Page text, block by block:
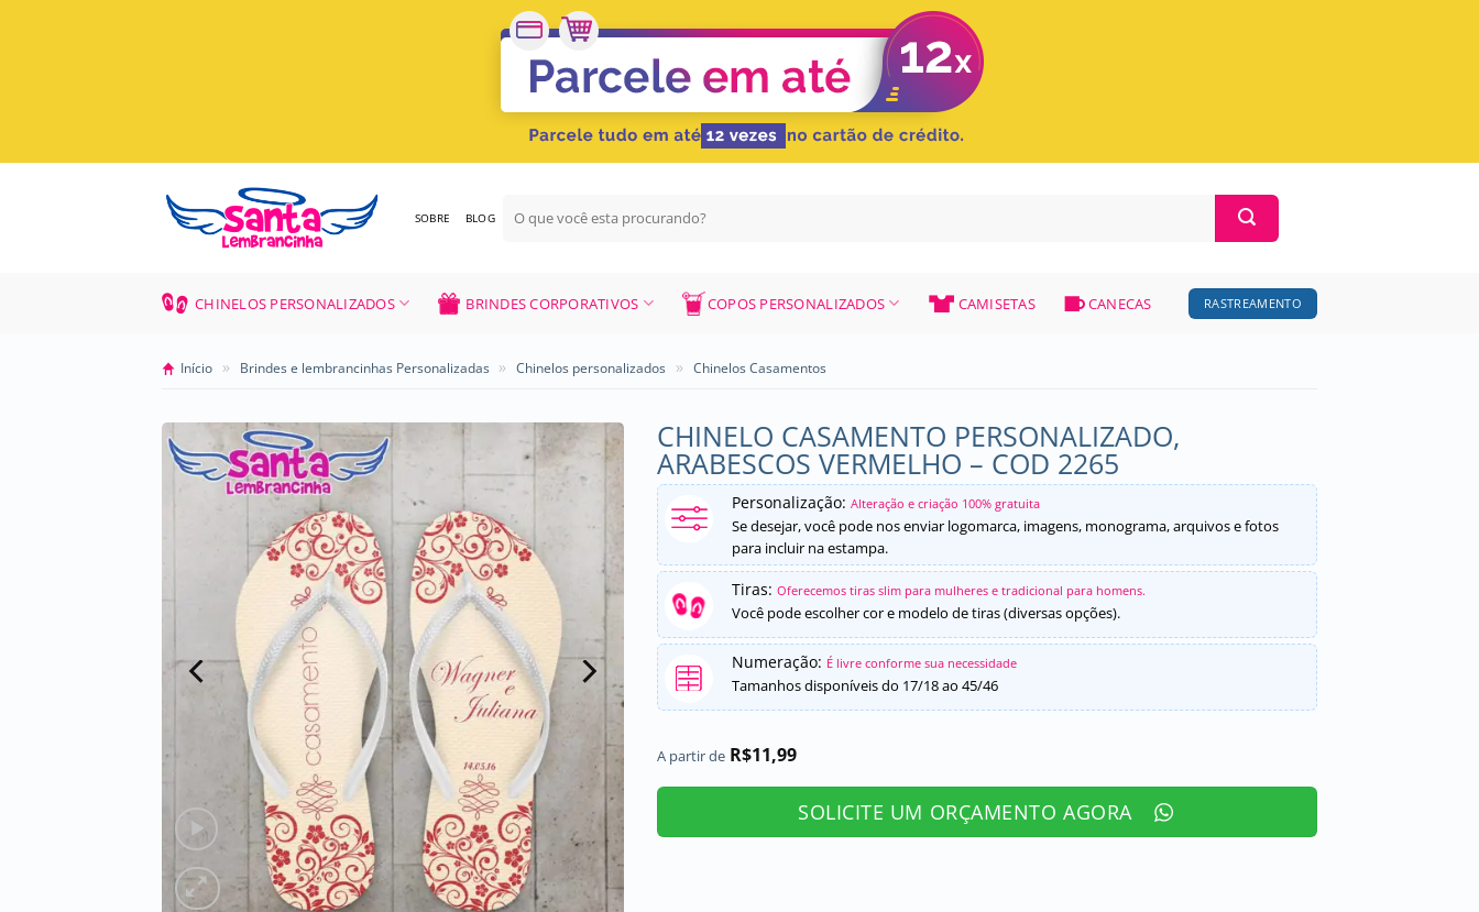
SOBRE BLOG
por:
CHINELOS PERSONALIZADOS BRINDES CORPORATIVOS COPOS PERSONALIZADOS CAMISETAS CANECAS RASTREAMENTO
Início » Brindes e lembrancinhas Personalizadas » Chinelos personalizados » Chinelos Casamentos
CHINELO CASAMENTO PERSONALIZADO,
ARABESCOS VERMELHO – COD 2265
Personalização: Alteração e criação 100% gratuita
Se desejar, você pode nos enviar logomarca, imagens, monograma, arquivos e fotos
para incluir na estampa.
Tiras: Oferecemos tiras slim para mulheres e tradicional para homens.
Você pode escolher cor e modelo de tiras (diversas opções).
Numeração: É livre conforme sua necessidade
Tamanhos disponíveis do 17/18 ao 45/46
A partir de R$11,99
SOLICITE UM ORÇAMENTO AGORA